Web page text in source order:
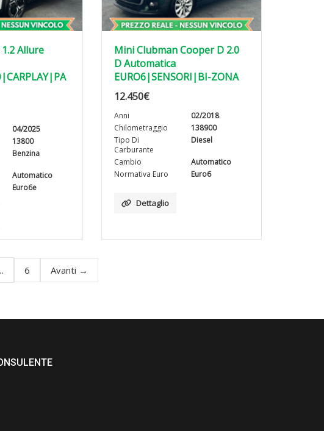
Allure
04/2025
13800
Benzina
Automatico
Euro6e
Mini Clubman Cooper D 2.0
D Automatica
EURO6|SENSORI|BI-ZONA
12.450€
Anni
02/2018
Chilometraggio
138900
Tipo Di
Carburante
Diesel
Cambio
Automatico
Normativa Euro
Euro6
Dettaglio
6 Avanti →